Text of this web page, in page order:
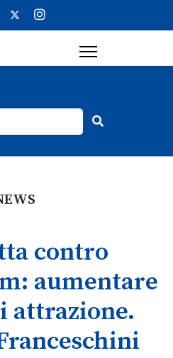
contro
aumentare
attrazione.